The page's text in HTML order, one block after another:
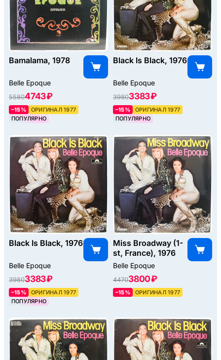
Bamalama, 1978
Belle Epoque
55804743 ₽
–15%
ОРИГИНАЛ 1977
ПОПУЛЯРНО
Black Is Black, 1976
Belle Epoque
39803383 ₽
–15%
ОРИГИНАЛ 1977
ПОПУЛЯРНО
Black Is Black, 1976
Belle Epoque
39803383 ₽
–15%
ОРИГИНАЛ 1977
ПОПУЛЯРНО
Miss Broadway (1-
st, France), 1976
Belle Epoque
44703800 ₽
–15% ОРИГИНАЛ 1977